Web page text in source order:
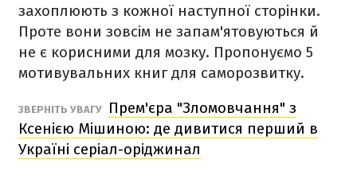
захоплюють з кожної наступної сторінки.
Проте вони зовсім не запам'ятовуються й
не є корисними для мозку. Пропонуємо 5
мотивувальних книг для саморозвитку.
ЗВЕРНІТЬ УВАГУ
Прем'єра "Зломовчання" з
Ксенією Мішиною: де дивитися перший в
Україні серіал-оріджинал